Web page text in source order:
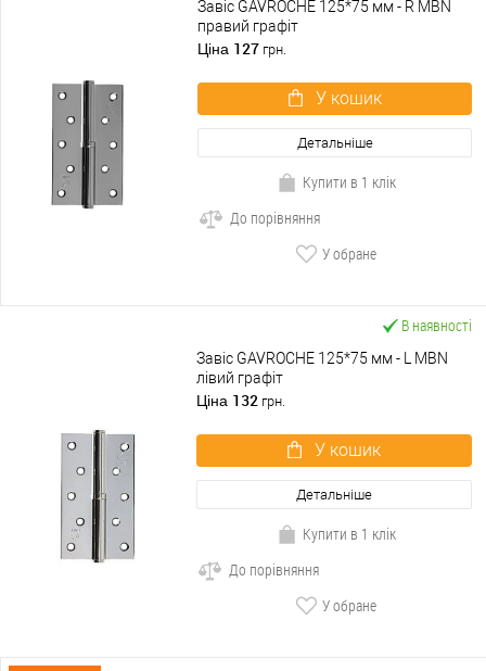
Завіс GAVROCHE 125*75 мм - R МBN
правий графіт
Ціна 127 грн.
У кошик
Детальніше
Купити в 1 клік
До порівняння
У обране
В наявності
Завіс GAVROCHE 125*75 мм - L МBN
лівий графіт
Ціна 132 грн.
У кошик
Детальніше
Купити в 1 клік
До порівняння
У обране